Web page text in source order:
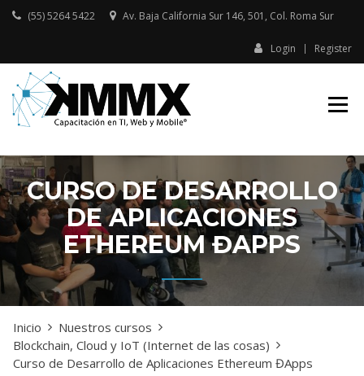
Skip
(55) 5264 5422 Av. Baja California Sur 146, 501, Col. Roma Sur​
Login Register
CAPACITACIÓN
CURSO DE DESARROLLO
DE APLICACIONES
ETHEREUM ĐAPPS
Inicio
Nuestros cursos
Blockchain, Cloud y IoT (Internet de las cosas)
Curso de Desarrollo de Aplicaciones Ethereum ĐApps